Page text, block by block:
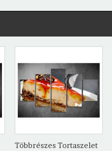
Többrészes Tortaszelet